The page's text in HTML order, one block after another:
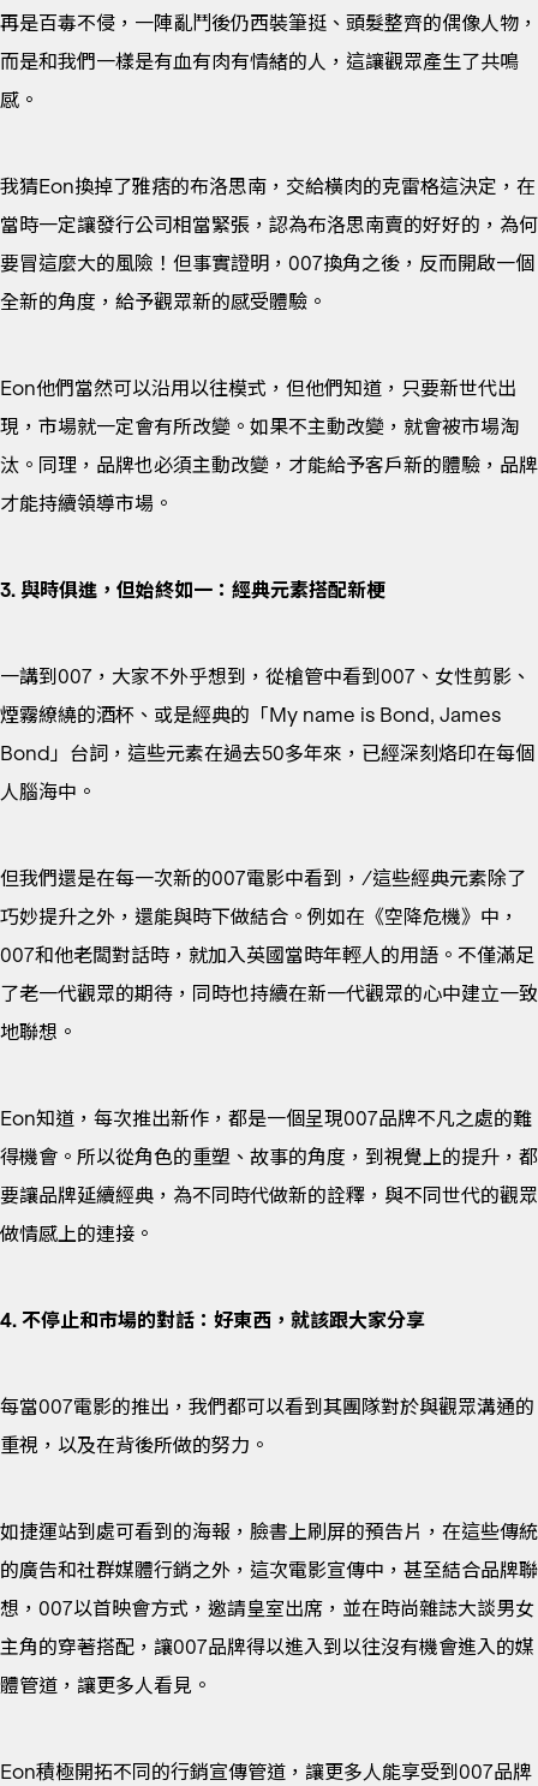
再是百毒不侵，一陣亂鬥後仍西裝筆挺、頭髮整齊的偶像人物，
而是和我們一樣是有血有肉有情緒的人，這讓觀眾產生了共鳴
感。
我猜Eon換掉了雅痞的布洛思南，交給橫肉的克雷格這決定，在
當時一定讓發行公司相當緊張，認為布洛思南賣的好好的，為何
要冒這麼大的風險！但事實證明，007換角之後，反而開啟一個
全新的角度，給予觀眾新的感受體驗。
Eon他們當然可以沿用以往模式，但他們知道，只要新世代出
現，市場就一定會有所改變。如果不主動改變，就會被市場淘
汰。同理，品牌也必須主動改變，才能給予客戶新的體驗，品牌
才能持續領導市場。
3. 與時俱進，但始終如一：經典元素搭配新梗
一講到007，大家不外乎想到，從槍管中看到007、女性剪影、
煙霧繚繞的酒杯、或是經典的「My name is Bond, James
Bond」台詞，這些元素在過去50多年來，已經深刻烙印在每個
人腦海中。
但我們還是在每一次新的007電影中看到，/這些經典元素除了
巧妙提升之外，還能與時下做結合。例如在《空降危機》中，
007和他老闆對話時，就加入英國當時年輕人的用語。不僅滿足
了老一代觀眾的期待，同時也持續在新一代觀眾的心中建立一致
地聯想。
Eon知道，每次推出新作，都是一個呈現007品牌不凡之處的難
得機會。所以從角色的重塑、故事的角度，到視覺上的提升，都
要讓品牌延續經典，為不同時代做新的詮釋，與不同世代的觀眾
做情感上的連接。
4. 不停止和市場的對話：好東西，就該跟大家分享
每當007電影的推出，我們都可以看到其團隊對於與觀眾溝通的
重視，以及在背後所做的努力。
如捷運站到處可看到的海報，臉書上刷屏的預告片，在這些傳統
的廣告和社群媒體行銷之外，這次電影宣傳中，甚至結合品牌聯
想，007以首映會方式，邀請皇室出席，並在時尚雜誌大談男女
主角的穿著搭配，讓007品牌得以進入到以往沒有機會進入的媒
體管道，讓更多人看見。
Eon積極開拓不同的行銷宣傳管道，讓更多人能享受到007品牌